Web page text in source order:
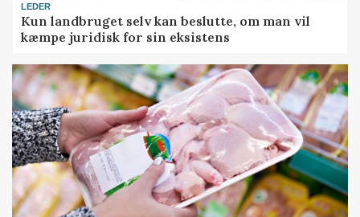
LEDER
Kun landbruget selv kan beslutte, om man vil
kæmpe juridisk for sin eksistens